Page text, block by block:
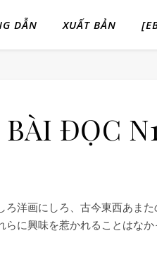
DẪN XUẤT BẢN
BÀI ĐỌC
ろ洋画にしろ、古今東西あまた
に興味を惹かれることはなか